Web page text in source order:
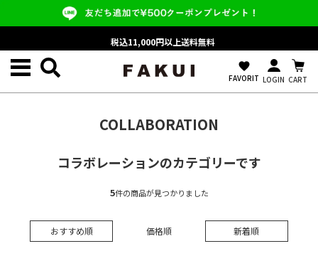
税込11,000円以上送料無料
favorite
FAVORIT LOGIN CART
COLLABORATION
コラボレーションのカテゴリーです
5件の商品が見つかりました
おすすめ順 価格順 新着順